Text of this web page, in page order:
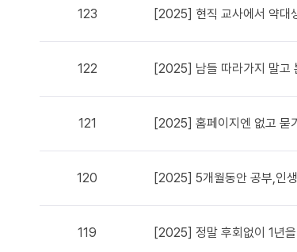
123 [2025] 현직 교사에서 약대
122 [2025] 남들 따라가지 말고
121 [2025] 홈페이지엔 없고 묻
120 [2025] 5개월동안 공부,인
119 [2025] 정말 후회없이 1년